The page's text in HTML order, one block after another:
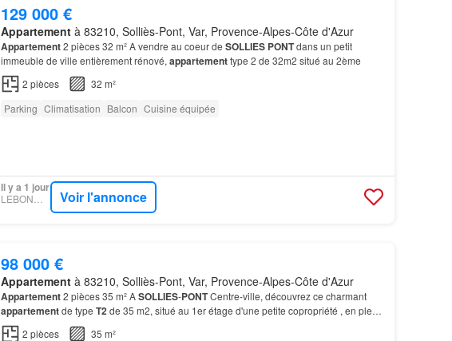
129 000 €
Appartementà 83210, Solliès-Pont, Var, Provence-Alpes-Côte d'Azur
Appartement2 pièces 32 m² A vendre au coeur de SOLLIES PONTdans un petit
immeuble de ville entièrement rénové, appartementtype 2 de 32m2 situé au 2ème
2 pièces
32 m²
Parking Climatisation Balcon Cuisine équipée
Il y a 1 jour
Voir l'annonce
98 000 €
Appartementà 83210, Solliès-Pont, Var, Provence-Alpes-Côte d'Azur
Appartement2 pièces 35 m² ASOLLIES-PONTCentre-ville, découvrez ce charmant
appartementde type T2de 35 m2, situé au 1er étage d'une petite copropriété , en plein
coeur de
Solliès-Pont
2 pièces
35 m²